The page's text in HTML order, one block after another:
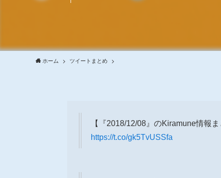
ホーム ツイートまとめ
【『2018/12/08』のKiramune情報ま
https://t.co/gk5TvUSSfa